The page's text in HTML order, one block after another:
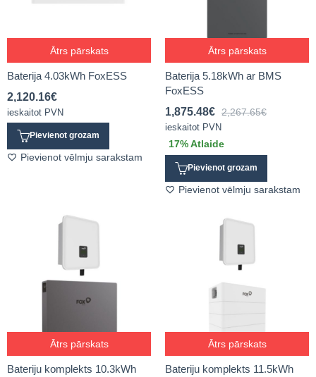
Ātrs pārskats
Baterija 4.03kWh FoxESS
2,120.16€
ieskaitot PVN
Pievienot grozam
Pievienot vēlmju sarakstam
Ātrs pārskats
Baterija 5.18kWh ar BMS
FoxESS
1,875.48€ 2,267.65€
ieskaitot PVN
17% Atlaide
Pievienot grozam
Pievienot vēlmju sarakstam
Ātrs pārskats
Bateriju komplekts 10.3kWh
Ātrs pārskats
Bateriju komplekts 11.5kWh